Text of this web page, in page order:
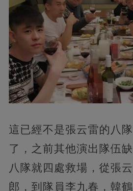
這已經不是張云雷的八
了，之前其他演出隊伍
八隊就四處救場，從張
郎，到隊員李九春，韓